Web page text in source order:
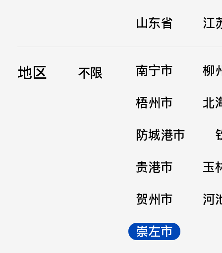
山东省
江
地区 不限 南宁市
柳
梧州市
北
防城港市
贵港市
玉
贺州市
河
崇左市